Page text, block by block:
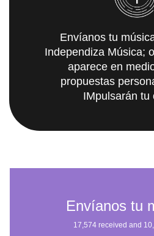
Envíanos tu
Independiza Música;
aparece en
propuestas
IMpulsarán tu